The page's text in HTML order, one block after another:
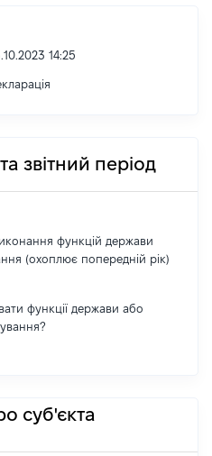
14:25
звітний період
функцій держави
(охоплює попередній рік)
функції держави або
суб'єкта